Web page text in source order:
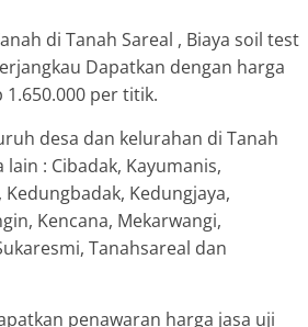
di Tanah Sareal , Biaya soil test
Dapatkan dengan harga
1.650.000 per titik.
desa dan kelurahan di Tanah
lain : Cibadak, Kayumanis,
Kedungbadak, Kedungjaya,
Kencana, Mekarwangi,
Tanahsareal dan
penawaran harga jasa uji